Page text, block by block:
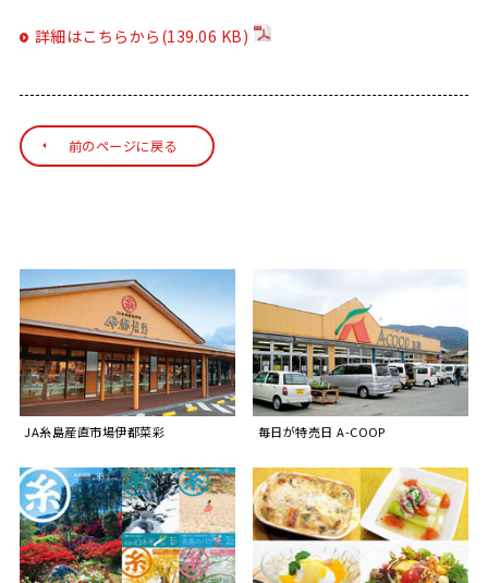
詳細はこちらから(139.06 KB)
前のページに戻る
JA糸島産直市場伊都菜彩 毎日が特売日 A-COOP